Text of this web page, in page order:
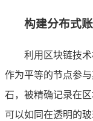
构建分布式
利用区块链技
作为平等的节点参
石，被精确记录在
可以如同在透明的